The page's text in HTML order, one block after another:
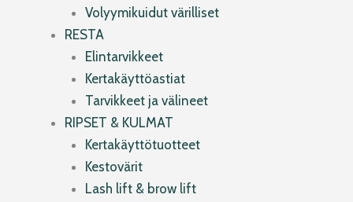
Volyymikuidut värilliset
RESTA
Elintarvikkeet
Kertakäyttöastiat
Tarvikkeet ja välineet
RIPSET & KULMAT
Kertakäyttötuotteet
Kestovärit
Lash lift & brow lift